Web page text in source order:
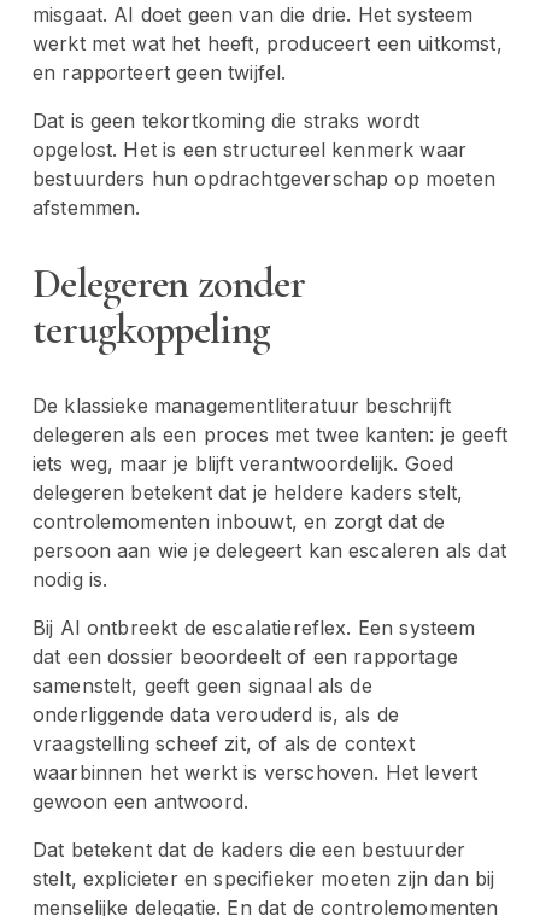
misgaat. AI doet geen van die drie. Het systeem
werkt met wat het heeft, produceert een uitkomst,
en rapporteert geen twijfel.
Dat is geen tekortkoming die straks wordt
opgelost. Het is een structureel kenmerk waar
bestuurders hun opdrachtgeverschap op moeten
afstemmen.
Delegeren zonder
terugkoppeling
De klassieke managementliteratuur beschrijft
delegeren als een proces met twee kanten: je geeft
iets weg, maar je blijft verantwoordelijk. Goed
delegeren betekent dat je heldere kaders stelt,
controlemomenten inbouwt, en zorgt dat de
persoon aan wie je delegeert kan escaleren als dat
nodig is.
Bij AI ontbreekt de escalatiereflex. Een systeem
dat een dossier beoordeelt of een rapportage
samenstelt, geeft geen signaal als de
onderliggende data verouderd is, als de
vraagstelling scheef zit, of als de context
waarbinnen het werkt is verschoven. Het levert
gewoon een antwoord.
Dat betekent dat de kaders die een bestuurder
stelt, explicieter en specifieker moeten zijn dan bij
menselijke delegatie. En dat de controlemomenten